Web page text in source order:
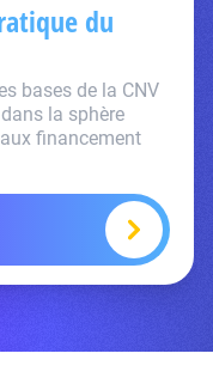
du
bases de la CNV
la sphère
financement